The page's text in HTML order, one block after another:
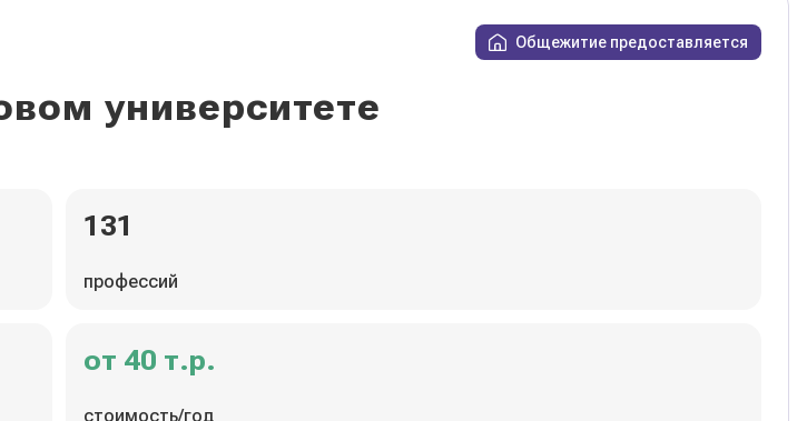
Общежитие предоставляется
университете
131
профессий
от 40 т.р.
стоимость/год